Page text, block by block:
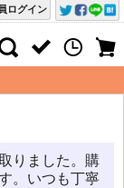
ログイン
りました。購
。いつも丁寧